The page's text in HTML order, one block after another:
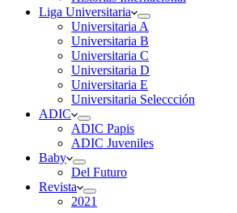
Liga Universitaria
Universitaria A
Universitaria B
Universitaria C
Universitaria D
Universitaria E
Universitaria Seleccción
ADIC
ADIC Papis
ADIC Juveniles
Baby
Del Futuro
Revista
2021